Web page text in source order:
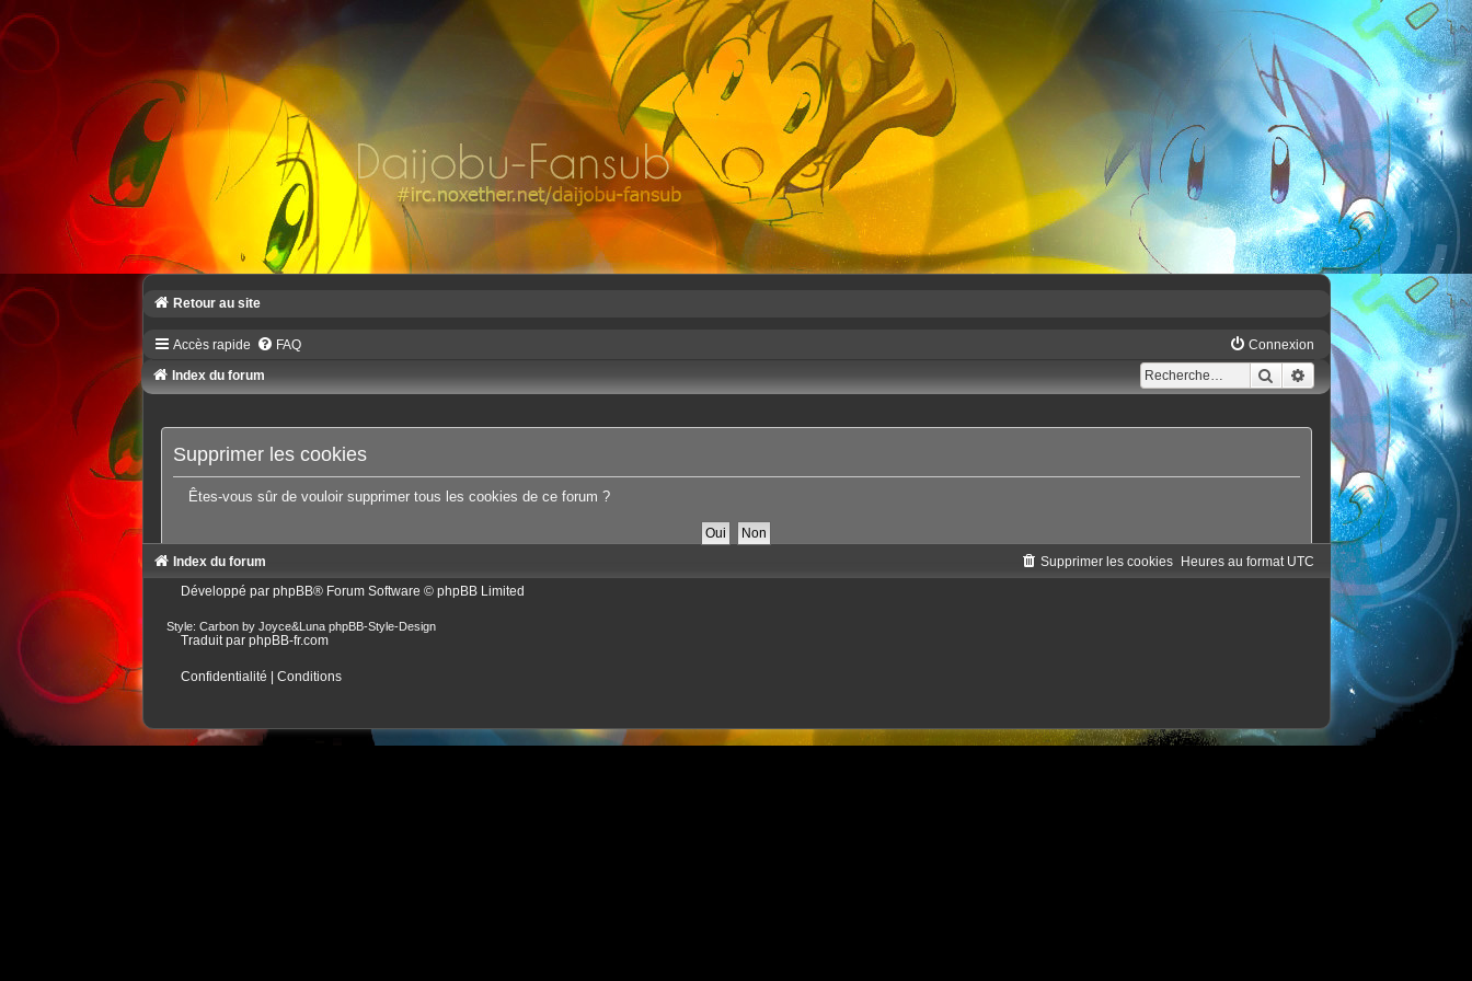
Retour au site
Accès rapide FAQ Connexion
RechercherRecherche avancée
Index du forum
Supprimer les cookies
Êtes-vous sûr de vouloir supprimer tous les cookies de ce forum ?
Index du forum Heures au format UTC
Supprimer les cookies
Développé par phpBB® Forum Software © phpBB Limited
Style: Carbon by Joyce&Luna phpBB-Style-Design
Traduit par phpBB-fr.com
Confidentialité Conditions